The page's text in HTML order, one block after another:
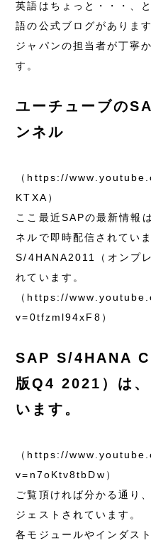
英語はちょっと・・・、
語の公式ブログがありま
ジャパンの担当者が丁寧
す。
ユーチューブの
ンネル
（https://
KTXA）
ここ最近SAPの最新情報
ネルで即時配信されてい
S/4HANA2011（オンプ
れています。
（https://
v=0tfzml94xF8）
SAP S/4HANA
版Q4 2021）は
います。
（https://
v=n7oKtv8tbDw）
ご覧頂ければ分かる通り
ジェストされています。
各モジュールやインダス